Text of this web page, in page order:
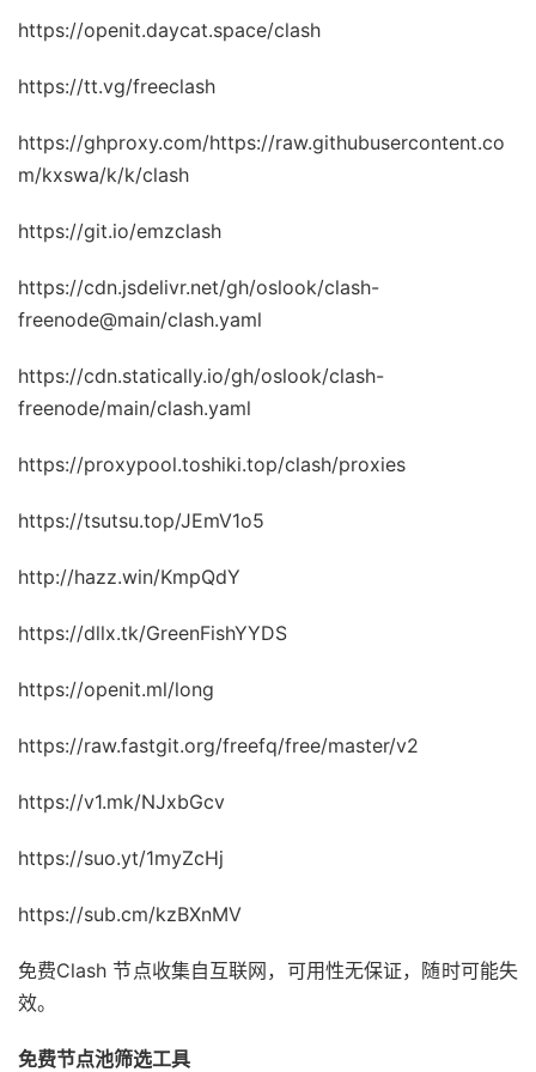
https://openit.daycat.space/clash
https://tt.vg/freeclash
https://ghproxy.com/https://raw.githubusercontent.co
m/kxswa/k/k/clash
https://git.io/emzclash
https://cdn.jsdelivr.net/gh/oslook/clash-
freenode@main/clash.yaml
https://cdn.statically.io/gh/oslook/clash-
freenode/main/clash.yaml
https://proxypool.toshiki.top/clash/proxies
https://tsutsu.top/JEmV1o5
http://hazz.win/KmpQdY
https://dllx.tk/GreenFishYYDS
https://openit.ml/long
https://raw.fastgit.org/freefq/free/master/v2
https://v1.mk/NJxbGcv
https://suo.yt/1myZcHj
https://sub.cm/kzBXnMV
免费Clash 节点收集自互联网，可用性无保证，随时可能失
效。
免费节点池筛选工具